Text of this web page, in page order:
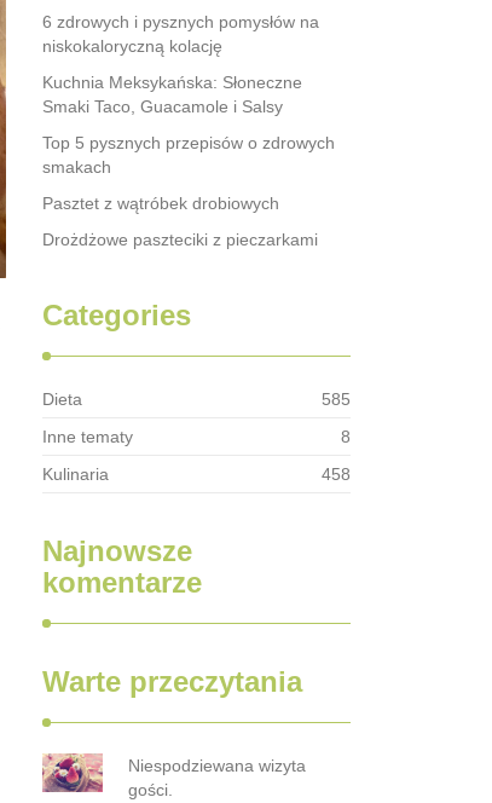
6 zdrowych i pysznych pomysłów na
niskokaloryczną kolację
Kuchnia Meksykańska: Słoneczne
Smaki Taco, Guacamole i Salsy
Top 5 pysznych przepisów o zdrowych
smakach
Pasztet z wątróbek drobiowych
Drożdżowe paszteciki z pieczarkami
Categories
Dieta
585
Inne tematy
8
Kulinaria
458
Najnowsze
komentarze
Warte przeczytania
Niespodziewana wizyta
gości.